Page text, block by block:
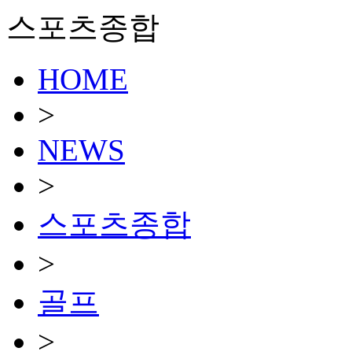
스포츠종합
HOME
>
NEWS
>
스포츠종합
>
골프
>